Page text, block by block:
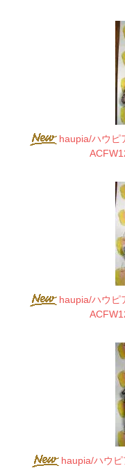
haupia/ハウ
haupia/ハウ
haupia/ハウ